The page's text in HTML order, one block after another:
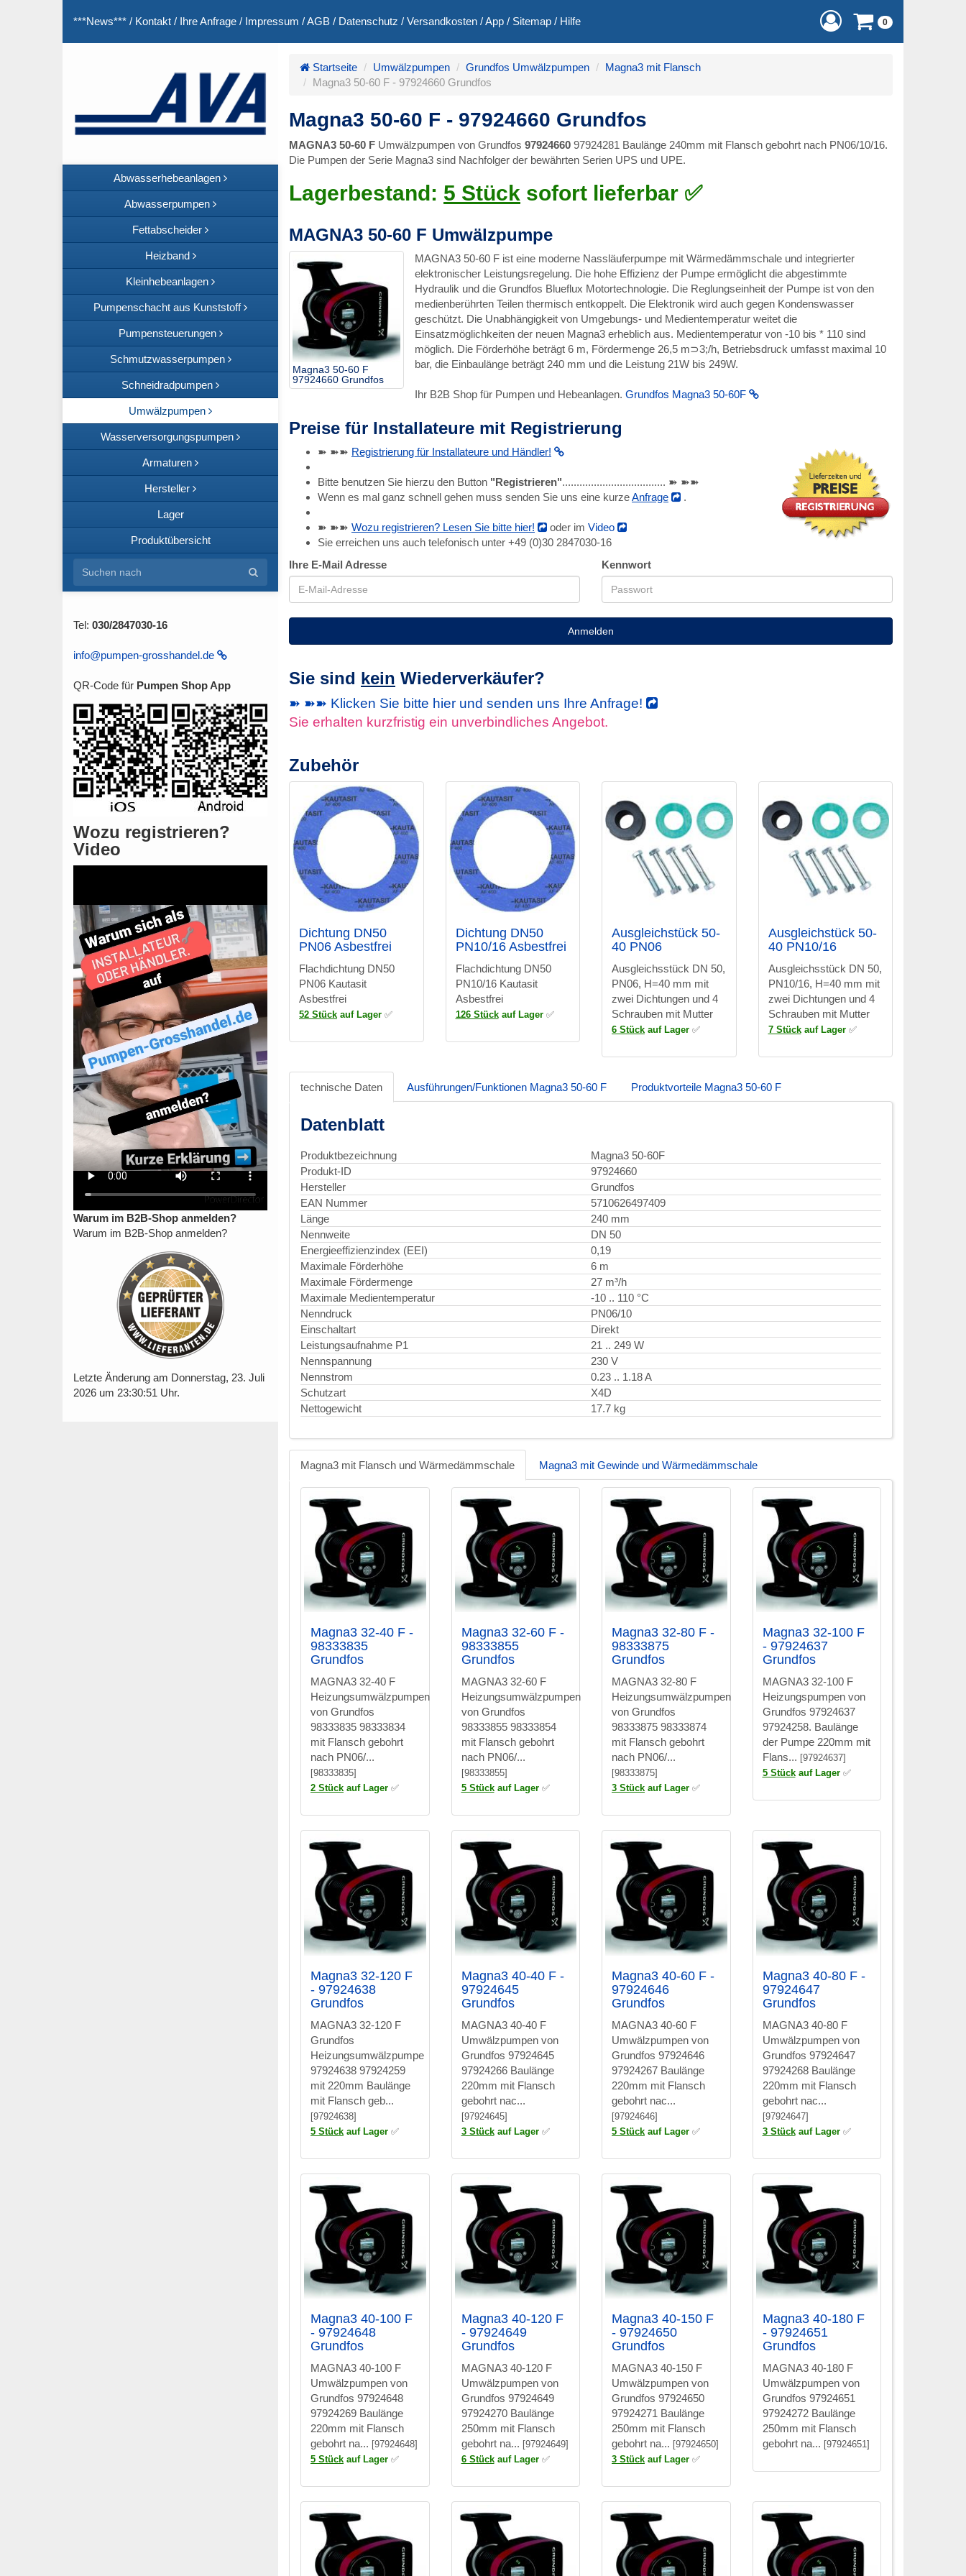
***News*** / Kontakt / Ihre Anfrage / Impressum /AGB / Datenschutz / Versandkosten /App / Sitemap / Hilfe 0
Abwasserhebeanlagen
Abwasserpumpen
Fettabscheider
Heizband
Kleinhebeanlagen
Pumpenschacht aus Kunststoff
Pumpensteuerungen
Schmutzwasserpumpen
Schneidradpumpen
Umwälzpumpen
Wasserversorgungspumpen
Armaturen
Hersteller
Lager
Produktübersicht
Tel: 030/2847030-16
info@pumpen-grosshandel.de
QR-Code für Pumpen Shop App
Wozu registrieren?
Video
Warum im B2B-Shop anmelden?
Warum im B2B-Shop anmelden?
Letzte Änderung am Donnerstag, 23. Juli
2026 um 23:30:51 Uhr.
Startseite Umwälzpumpen Grundfos Umwälzpumpen
Magna3 mit Flansch
Magna3 50-60 F - 97924660 Grundfos
Magna3 50-60 F - 97924660 Grundfos
MAGNA3 50-60 F Umwälzpumpen von Grundfos 97924660 97924281 Baulänge 240mm mit Flansch gebohrt nach PN06/10/16.
Die Pumpen der Serie Magna3 sind Nachfolger der bewährten Serien UPS und UPE.
Lagerbestand: 5 Stück sofort lieferbar ✅
MAGNA3 50-60 F Umwälzpumpe
Magna3 50-60 F
97924660 Grundfos
MAGNA3 50-60 F ist eine moderne Nassläuferpumpe mit Wärmedämmschale und integrierter
elektronischer Leistungsregelung. Die hohe Effizienz der Pumpe ermöglicht die abgestimmte
Hydraulik und die Grundfos Blueflux Motortechnologie. Die Reglungseinheit der Pumpe ist von den
medienberührten Teilen thermisch entkoppelt. Die Elektronik wird auch gegen Kondenswasser
geschützt. Die Unabhängigkeit von Umgebungs- und Medientemperatur weitet die
Einsatzmöglichkeiten der neuen Magna3 erheblich aus. Medientemperatur von -10 bis * 110 sind
möglich. Die Förderhöhe beträgt 6 m, Fördermenge 26,5 m⊃3;/h, Betriebsdruck umfasst maximal 10
bar, die Einbaulänge beträgt 240 mm und die Leistung 21W bis 249W.
Ihr B2B Shop für Pumpen und Hebeanlagen. Grundfos Magna3 50-60F
Preise für Installateure mit Registrierung
➽ ➽➽ Registrierung für Installateure und Händler!
Bitte benutzen Sie hierzu den Button "Registrieren".................................... ➽ ➽➽
Wenn es mal ganz schnell gehen muss senden Sie uns eine kurzeAnfrage .
➽ ➽➽ Wozu registrieren? Lesen Sie bitte hier! oder im Video
Sie erreichen uns auch telefonisch unter +49 (0)30 2847030-16
Ihre E-Mail Adresse
Kennwort
Anmelden
Sie sind kein Wiederverkäufer?
➽ ➽➽ Klicken Sie bitte hier und senden uns Ihre Anfrage!
Sie erhalten kurzfristig ein unverbindliches Angebot.
Zubehör
Dichtung DN50
PN06 Asbestfrei
Flachdichtung DN50
PN06 Kautasit
Asbestfrei
52 Stück auf Lager ✅
Dichtung DN50
PN10/16 Asbestfrei
Flachdichtung DN50
PN10/16 Kautasit
Asbestfrei
126 Stückauf Lager✅
Ausgleichstück 50-
40 PN06
Ausgleichsstück DN 50,
PN06, H=40 mm mit
zwei Dichtungen und 4
Schrauben mit Mutter
6 Stück auf Lager ✅
Ausgleichstück 50-
40 PN10/16
Ausgleichsstück DN 50,
PN10/16, H=40 mm mit
zwei Dichtungen und 4
Schrauben mit Mutter
7 Stückauf Lager✅
technische Daten Ausführungen/Funktionen Magna3 50-60 F Produktvorteile Magna3 50-60 F
Datenblatt
Produktbezeichnung
Magna3 50-60F
Produkt-ID
97924660
Hersteller
Grundfos
EAN Nummer
5710626497409
Länge
240 mm
Nennweite
DN 50
Energieeffizienzindex (EEI)
0,19
Maximale Förderhöhe
6 m
Maximale Fördermenge
27 m³/h
Maximale Medientemperatur
-10 .. 110 °C
Nenndruck
PN06/10
Einschaltart
Direkt
Leistungsaufnahme P1
21 .. 249 W
Nennspannung
230 V
Nennstrom
0.23 .. 1.18 A
Schutzart
X4D
Nettogewicht
17.7 kg
Magna3 mit Flansch und Wärmedämmschale Magna3 mit Gewinde und Wärmedämmschale
Magna3 32-40 F -
98333835
Grundfos
MAGNA3 32-40 F
Heizungsumwälzpumpen
von Grundfos
98333835 98333834
mit Flansch gebohrt
nach PN06/...
[98333835]
2 Stück auf Lager ✅
Magna3 32-60 F -
98333855
Grundfos
MAGNA3 32-60 F
Heizungsumwälzpumpen
von Grundfos
98333855 98333854
mit Flansch gebohrt
nach PN06/...
[98333855]
5 Stückauf Lager✅
Magna3 32-80 F -
98333875
Grundfos
MAGNA3 32-80 F
Heizungsumwälzpumpen
von Grundfos
98333875 98333874
mit Flansch gebohrt
nach PN06/...
[98333875]
3 Stück auf Lager ✅
Magna3 32-100 F
- 97924637
Grundfos
MAGNA3 32-100 F
Heizungspumpen von
Grundfos 97924637
97924258. Baulänge
der Pumpe 220mm mit
Flans... [97924637]
5 Stückauf Lager✅
Magna3 32-120 F
- 97924638
Grundfos
MAGNA3 32-120 F
Grundfos
Heizungsumwälzpumpe
97924638 97924259
mit 220mm Baulänge
mit Flansch geb...
[97924638]
5 Stück auf Lager ✅
Magna3 40-40 F -
97924645
Grundfos
MAGNA3 40-40 F
Umwälzpumpen von
Grundfos 97924645
97924266 Baulänge
220mm mit Flansch
gebohrt nac...
[97924645]
3 Stückauf Lager✅
Magna3 40-60 F -
97924646
Grundfos
MAGNA3 40-60 F
Umwälzpumpen von
Grundfos 97924646
97924267 Baulänge
220mm mit Flansch
gebohrt nac...
[97924646]
5 Stück auf Lager ✅
Magna3 40-80 F -
97924647
Grundfos
MAGNA3 40-80 F
Umwälzpumpen von
Grundfos 97924647
97924268 Baulänge
220mm mit Flansch
gebohrt nac...
[97924647]
3 Stückauf Lager✅
Magna3 40-100 F
- 97924648
Grundfos
MAGNA3 40-100 F
Umwälzpumpen von
Grundfos 97924648
97924269 Baulänge
220mm mit Flansch
gebohrt na... [97924648]
5 Stück auf Lager ✅
Magna3 40-120 F
- 97924649
Grundfos
MAGNA3 40-120 F
Umwälzpumpen von
Grundfos 97924649
97924270 Baulänge
250mm mit Flansch
gebohrt na... [97924649]
6 Stückauf Lager✅
Magna3 40-150 F
- 97924650
Grundfos
MAGNA3 40-150 F
Umwälzpumpen von
Grundfos 97924650
97924271 Baulänge
250mm mit Flansch
gebohrt na... [97924650]
3 Stück auf Lager ✅
Magna3 40-180 F
- 97924651
Grundfos
MAGNA3 40-180 F
Umwälzpumpen von
Grundfos 97924651
97924272 Baulänge
250mm mit Flansch
gebohrt na... [97924651]